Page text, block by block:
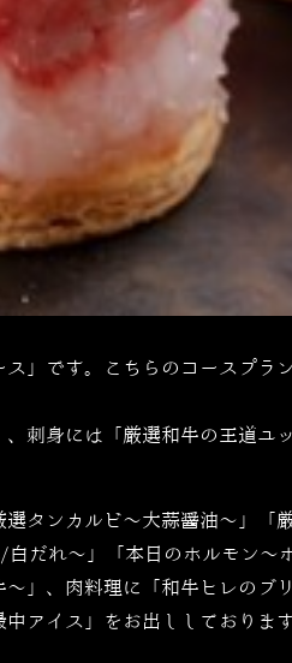
」です。こちらのコースプ
刺身には「厳選和牛の王道ユ
タンカルビ～大蒜醤油～」「
だれ～」「本日のホルモン～
」、肉料理に「和牛ヒレのブ
アイス」をお出ししております